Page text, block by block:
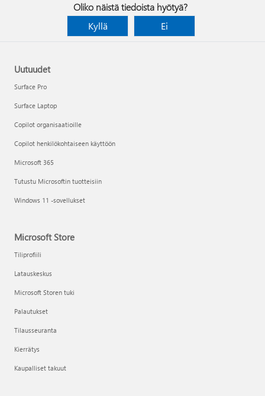
Oliko näistä tiedoista hyötyä?
Kyllä
Ei
Uutuudet
Surface Pro
Surface Laptop
Copilot organisaatioille
Copilot henkilökohtaiseen käyttöön
Microsoft 365
Tutustu Microsoftin tuotteisiin
Windows 11 -sovellukset
Microsoft Store
Tiliprofiili
Latauskeskus
Microsoft Storen tuki
Palautukset
Tilausseuranta
Kierrätys
Kaupalliset takuut